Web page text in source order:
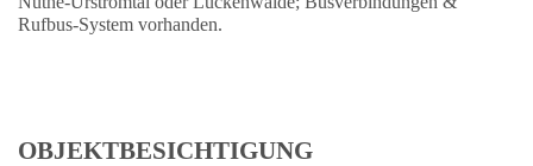
Rufbus-System vorhanden.
OBJEKTBESICHTIGUNG